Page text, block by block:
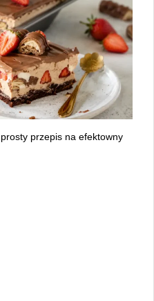
przepis na efektowny